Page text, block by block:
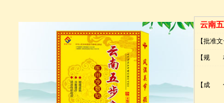
云南
【批准
【规
【成